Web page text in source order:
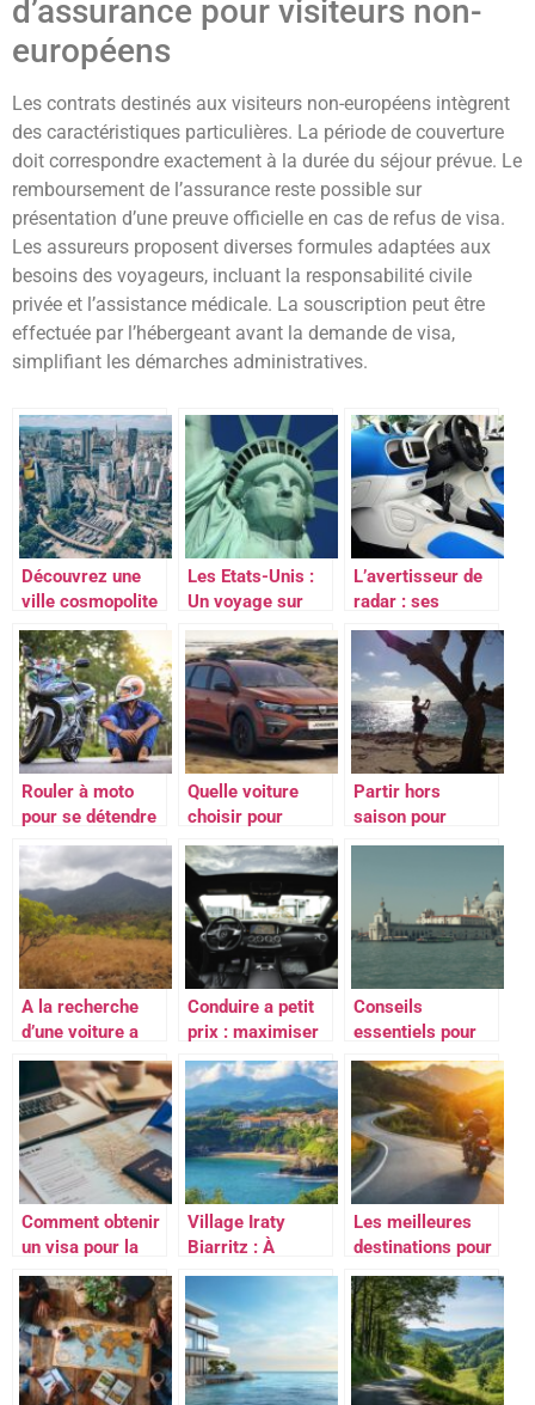
d’assurance pour visiteurs non-
européens
Les contrats destinés aux visiteurs non-européens intègrent
des caractéristiques particulières. La période de couverture
doit correspondre exactement à la durée du séjour prévue. Le
remboursement de l’assurance reste possible sur
présentation d’une preuve officielle en cas de refus de visa.
Les assureurs proposent diverses formules adaptées aux
besoins des voyageurs, incluant la responsabilité civile
privée et l’assistance médicale. La souscription peut être
effectuée par l’hébergeant avant la demande de visa,
simplifiant les démarches administratives.
Découvrez une
ville cosmopolite
brésilienne Sao
Paulo
Les Etats-Unis :
Un voyage sur
mesure
L’avertisseur de
radar : ses
fonctionnalités
Rouler à moto
pour se détendre
et pour aller se
promener
Quelle voiture
choisir pour
partir en
vacances ?
Partir hors
saison pour
eviter le tourisme
A la recherche
d’une voiture a
louer en
Martinique ?
Conduire a petit
prix : maximiser
les economies
sur la location de
voiture
Conseils
essentiels pour
preparer un
voyage a Punta
Cana
Comment obtenir
un visa pour la
France : étapes et
conseils
pratiques
Village Iraty
Biarritz : À
propos des
logements éco-
responsables en
pleine nature
Les meilleures
destinations pour
un voyage moto
inoubliable